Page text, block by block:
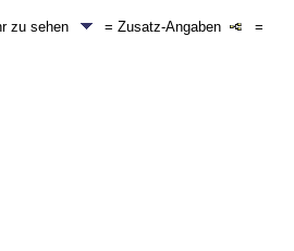
zu sehen = Zusatz-Angaben
=